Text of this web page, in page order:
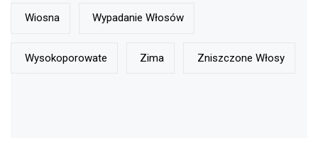
Wiosna Wypadanie Włosów
Wysokoporowate Zima Zniszczone Włosy